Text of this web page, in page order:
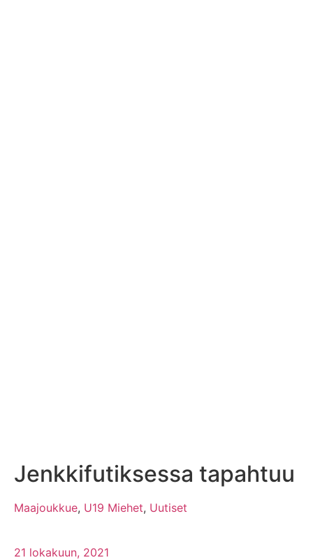
Jenkkifutiksessa tapahtuu
Maajoukkue, U19 Miehet, Uutiset
21 lokakuun, 2021